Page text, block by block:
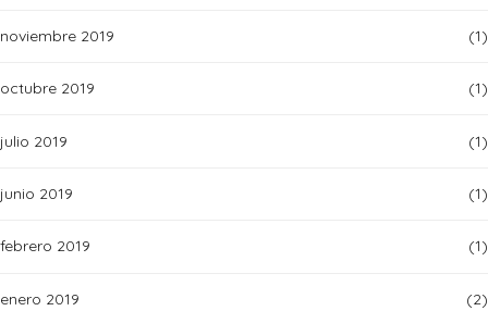
noviembre 2019 (1)
octubre 2019 (1)
julio 2019 (1)
junio 2019 (1)
febrero 2019 (1)
enero 2019 (2)